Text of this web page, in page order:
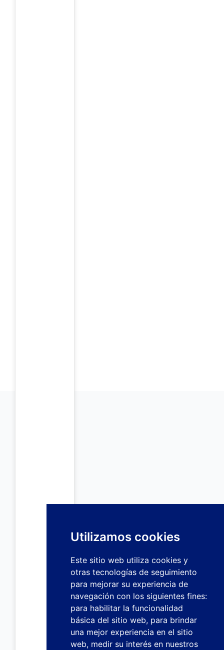
Utilizamos cookies
Este sitio web utiliza cookies y
otras tecnologías de seguimiento
para mejorar su experiencia de
navegación con los siguientes fines:
para habilitar la funcionalidad
básica del sitio web, para brindar
una mejor experiencia en el sitio
web, medir su interés en nuestros